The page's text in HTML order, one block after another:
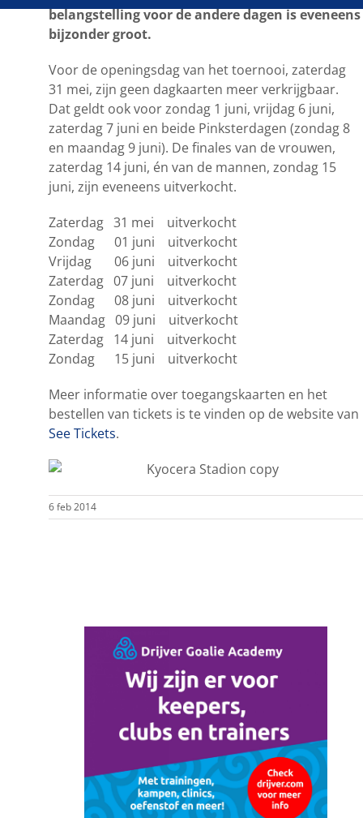
belangstelling voor de andere dagen is eveneens
bijzonder groot.
Voor de openingsdag van het toernooi, zaterdag
31 mei, zijn geen dagkaarten meer verkrijgbaar.
Dat geldt ook voor zondag 1 juni, vrijdag 6 juni,
zaterdag 7 juni en beide Pinksterdagen (zondag 8
en maandag 9 juni). De finales van de vrouwen,
zaterdag 14 juni, én van de mannen, zondag 15
juni, zijn eveneens uitverkocht.
Zaterdag 31 mei uitverkocht
Zondag 01 juni uitverkocht
Vrijdag 06 juni uitverkocht
Zaterdag 07 juni uitverkocht
Zondag 08 juni uitverkocht
Maandag 09 juni uitverkocht
Zaterdag 14 juni uitverkocht
Zondag 15 juni uitverkocht
Meer informatie over toegangskaarten en het
bestellen van tickets is te vinden op de website van
See Tickets.
6 feb 2014